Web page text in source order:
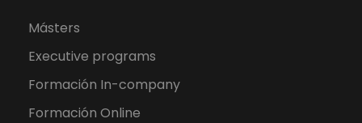
Másters
Executive programs
Formación In-company
Formación Online